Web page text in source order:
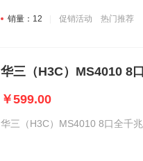
销量：12 促销活动 热门推荐
华三（H3C）MS4010 8
￥599.00
华三（H3C）MS4010 8口全千